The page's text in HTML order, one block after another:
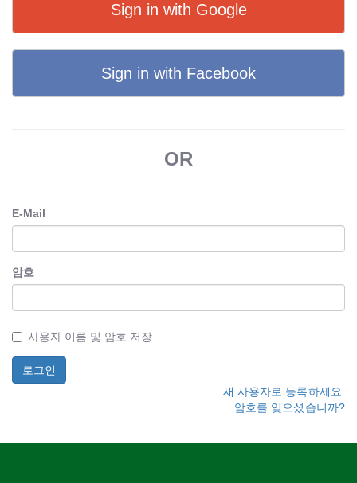
Sign in with Google
Sign in with Facebook
OR
E-Mail
암호
사용자 이름 및 암호 저장
새 사용자로 등록하세요.
암호를 잊으셨습니까?